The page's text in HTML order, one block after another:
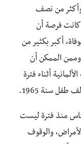
200 ألف حالة، وأكثر من نصف
فرصة أن
أكبر بكثير من
الممكن أن
أثناء فترة
منذ فترة ليست
والوقوف